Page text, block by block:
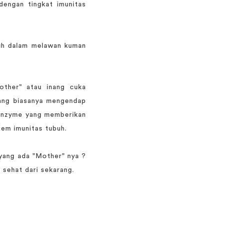
tingkat imunitas
dalam melawan kuman
atau inang cuka
biasanya mengendap
yang memberikan
imunitas tubuh.
ada "Mother" nya ?
dari sekarang.